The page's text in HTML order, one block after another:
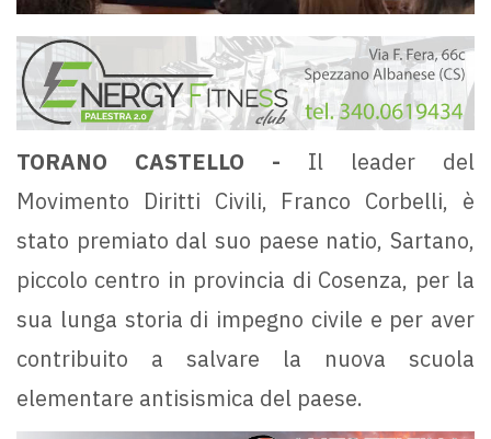
TORANO CASTELLO - Il leader del
Movimento Diritti Civili, Franco Corbelli, è
stato premiato dal suo paese natio, Sartano,
piccolo centro in provincia di Cosenza, per la
sua lunga storia di impegno civile e per aver
contribuito a salvare la nuova scuola
elementare antisismica del paese.